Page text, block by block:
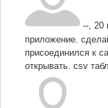
--, 20
приложение.
присоединился к
открывать. csv